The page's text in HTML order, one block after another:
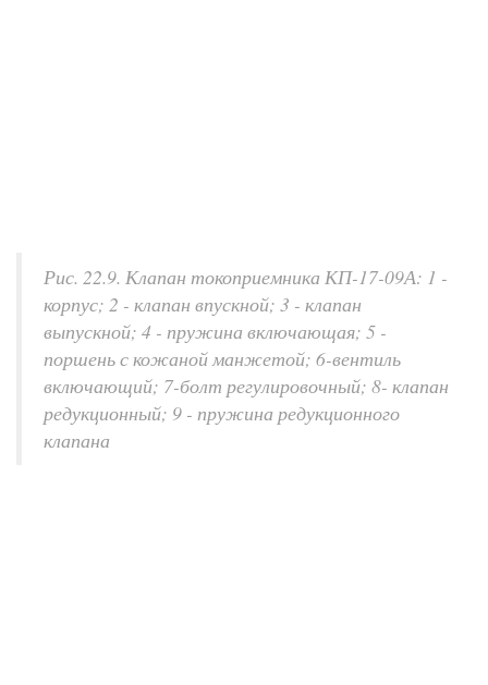
Рис. 22.9. Клапан токоприемника КП-17-09А: 1 -
корпус; 2 - клапан впускной; 3 - клапан
выпускной; 4 - пружина включающая; 5 -
поршень с кожаной манжетой; 6-вентиль
включающий; 7-болт регулировочный; 8- клапан
редукционный; 9 - пружина редукционного
клапана